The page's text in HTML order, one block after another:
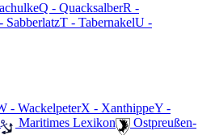
Q - QuacksalberR -
SabberlatzT - TabernakelU -
- WackelpeterX - XanthippeY -
️ Maritimes Lexikon
️ Ostpreußen-